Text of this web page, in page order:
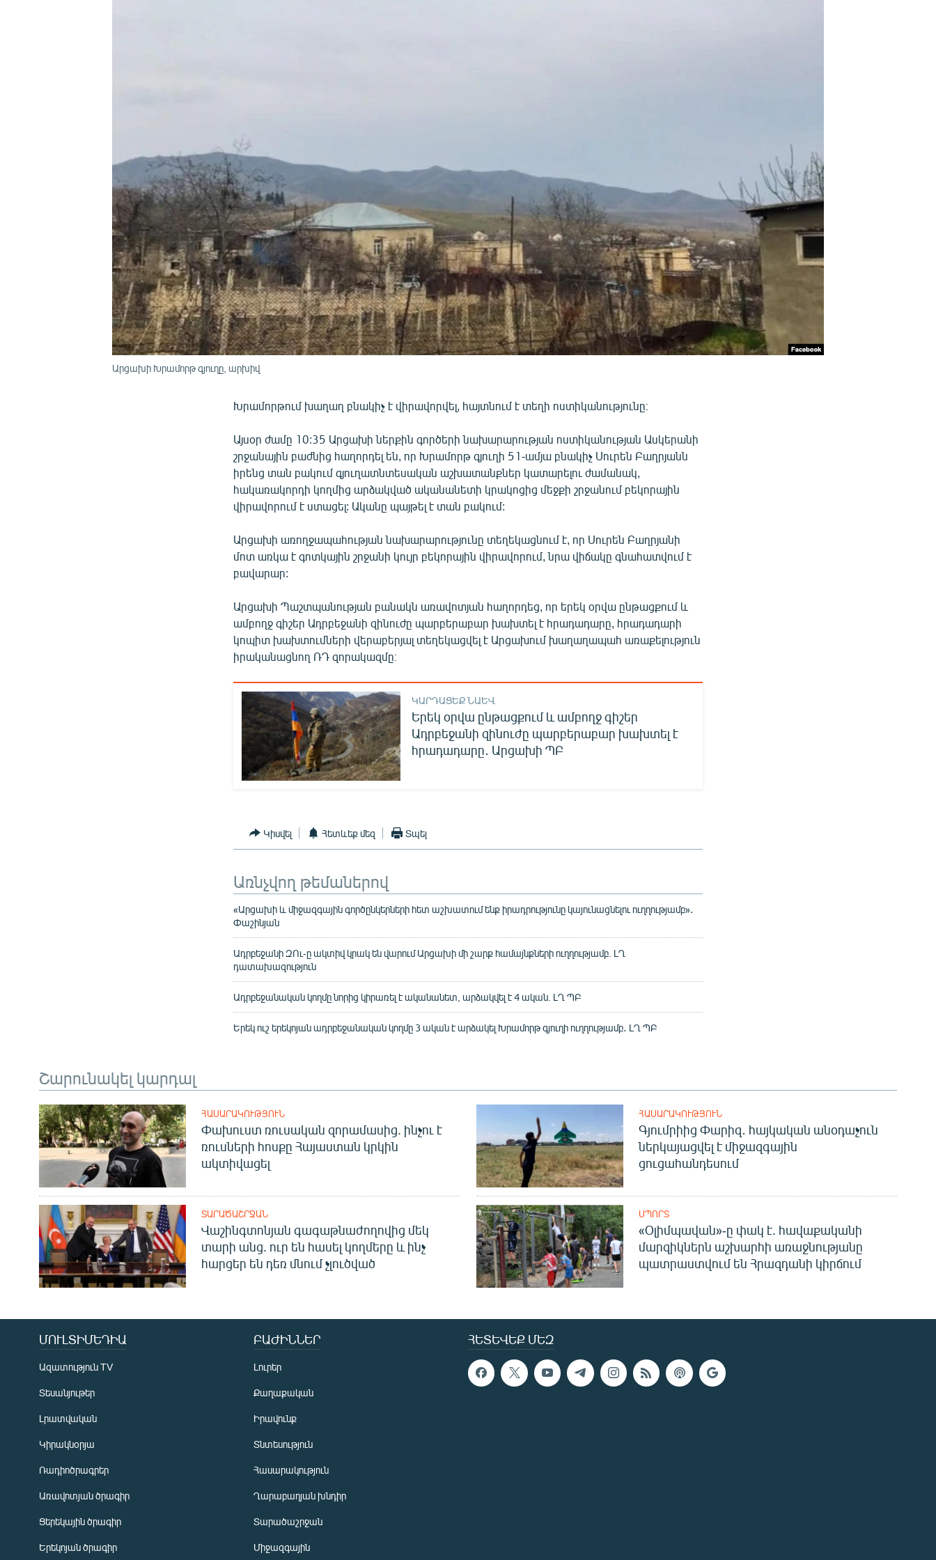
ՁԳՏԵԼՈՎ ԼԱՎԱԳՈՒՅՆԻՆ
Արցախի Խրամորթ գյուղը, արխիվ
Խրամորթում խաղաղ բնակիչ է վիրավորվել, հայտնում է տեղի ոստիկանությունը։
Այսօր ժամը 10:35 Արցախի ներքին գործերի նախարարության ոստիկանության Ասկերանի
շրջանային բաժնից հաղորդել են, որ Խրամորթ գյուղի 51-ամյա բնակիչ Սուրեն Բաղրյանն
իրենց տան բակում գյուղատնտեսական աշխատանքներ կատարելու ժամանակ,
հակառակորդի կողմից արձակված ականանետի կրակոցից մեջքի շրջանում բեկորային
վիրավորում է ստացել: Ականը պայթել է տան բակում:
Արցախի առողջապահության նախարարությունը տեղեկացնում է, որ Սուրեն Բաղրյանի
մոտ առկա է գոտկային շրջանի կույր բեկորային վիրավորում, նրա վիճակը գնահատվում է
բավարար:
Արցախի Պաշտպանության բանակն առավոտյան հաղորդեց, որ երեկ օրվա ընթացքում և
ամբողջ գիշեր Ադրբեջանի զինուժը պարբերաբար խախտել է հրադադարը, հրադադարի
կոպիտ խախտումների վերաբերյալ տեղեկացվել է Արցախում խաղաղապահ առաքելություն
իրականացնող ՌԴ զորակազմը։
ԿԱՐԴԱՑԵՔ ՆԱԵՎ
Երեկ օրվա ընթացքում և ամբողջ գիշեր
Ադրբեջանի զինուժը պարբերաբար խախտել է
հրադադարը․ Արցախի ՊԲ
Կիսվել Հետևեք մեզ Տպել
Առնչվող թեմաներով
«Արցախի և միջազգային գործընկերների հետ աշխատում ենք իրադրությունը կայունացնելու ուղղությամբ»․
Փաշինյան
Ադրբեջանի ԶՈւ-ը ակտիվ կրակ են վարում Արցախի մի շարք համայնքների ուղղությամբ. ԼՂ
դատախազություն
Ադրբեջանական կողմը նորից կիրառել է ականանետ, արձակվել է 4 ական. ԼՂ ՊԲ
Երեկ ուշ երեկոյան ադրբեջանական կողմը 3 ական է արձակել Խրամորթ գյուղի ուղղությամբ․ ԼՂ ՊԲ
Շարունակել կարդալ
ՀԱՍԱՐԱԿՈՒԹՅՈՒՆ
Փախուստ ռուսական զորամասից. ինչու է
ռուսների հոսքը Հայաստան կրկին
ակտիվացել
ՀԱՍԱՐԱԿՈՒԹՅՈՒՆ
Գյումրիից Փարիզ․ հայկական անօդաչուն
ներկայացվել է միջազգային
ցուցահանդեսում
ՏԱՐԱԾԱՇՐՋԱՆ
Վաշինգտոնյան գագաթնաժողովից մեկ
տարի անց. ուր են հասել կողմերը և ինչ
հարցեր են դեռ մնում չլուծված
ՍՊՈՐՏ
«Օլիմպավան»-ը փակ է. հավաքականի
մարզիկներն աշխարհի առաջնությանը
պատրաստվում են Հրազդանի կիրճում
ՀԵՏԵՎԵՔ ՄԵԶ
ՄՈՒԼՏԻՄԵԴԻԱ
Ազատություն TV
Տեսանյութեր
Լրատվական
Կիրակնօրյա
Ռադիոծրագրեր
Առավոտյան ծրագիր
Ցերեկային ծրագիր
Երեկոյան ծրագիր
ԲԱԺԻՆՆԵՐ
Լուրեր
Քաղաքական
Իրավունք
Տնտեսություն
Հասարակություն
Ղարաբաղյան խնդիր
Տարածաշրջան
Միջազգային